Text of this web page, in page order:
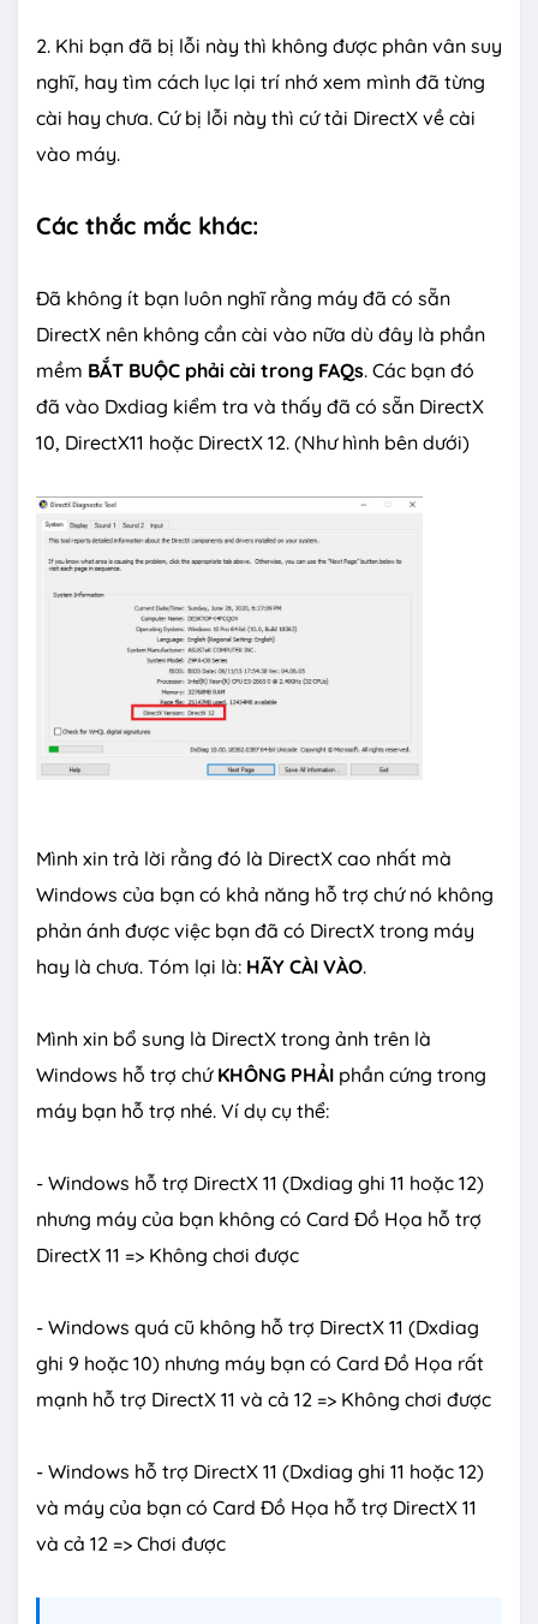
2. Khi bạn đã bị lỗi này thì không được phân vân suy
nghĩ, hay tìm cách lục lại trí nhớ xem mình đã từng
cài hay chưa. Cứ bị lỗi này thì cứ tải DirectX về cài
vào máy.
Các thắc mắc khác:
Đã không ít bạn luôn nghĩ rằng máy đã có sẵn
DirectX nên không cần cài vào nữa dù đây là phần
mềm BẮT BUỘC phải cài trong FAQs. Các bạn đó
đã vào Dxdiag kiểm tra và thấy đã có sẵn DirectX
10, DirectX11 hoặc DirectX 12. (Như hình bên dưới)
Mình xin trả lời rằng đó là DirectX cao nhất mà
Windows của bạn có khả năng hỗ trợ chứ nó không
phản ánh được việc bạn đã có DirectX trong máy
hay là chưa. Tóm lại là: HÃY CÀI VÀO.
Mình xin bổ sung là DirectX trong ảnh trên là
Windows hỗ trợ chứ KHÔNG PHẢI phần cứng trong
máy bạn hỗ trợ nhé. Ví dụ cụ thể:
- Windows hỗ trợ DirectX 11 (Dxdiag ghi 11 hoặc 12)
nhưng máy của bạn không có Card Đồ Họa hỗ trợ
DirectX 11 => Không chơi được
- Windows quá cũ không hỗ trợ DirectX 11 (Dxdiag
ghi 9 hoặc 10) nhưng máy bạn có Card Đồ Họa rất
mạnh hỗ trợ DirectX 11 và cả 12 => Không chơi được
- Windows hỗ trợ DirectX 11 (Dxdiag ghi 11 hoặc 12)
và máy của bạn có Card Đồ Họa hỗ trợ DirectX 11
và cả 12 => Chơi được